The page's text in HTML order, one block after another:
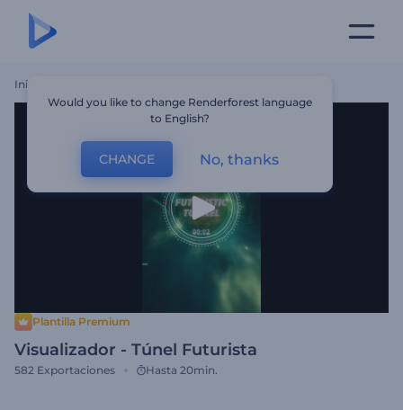
Inicio
Plantilla Premium
Visualizador - Túnel Futurista
582 Exportaciones Hasta 20min.
Would you like to change Renderforest language
to English?
CHANGE No, thanks